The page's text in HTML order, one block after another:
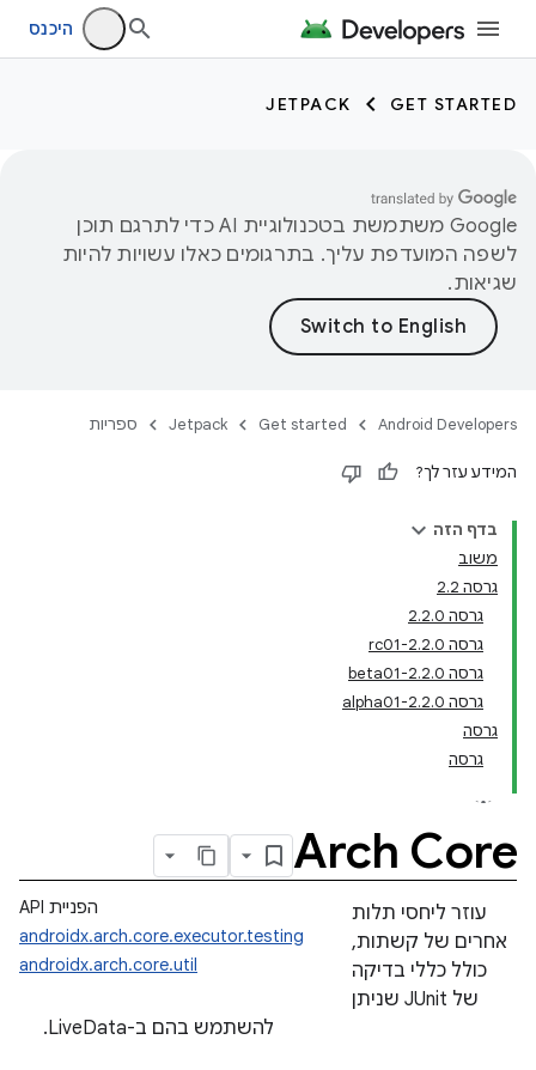
היכנס
GET STARTED
JETPACK
‫Google משתמשת בטכנולוגיית AI כדי לתרגם תוכן
לשפה המועדפת עליך. בתרגומים כאלו עשויות להיות
שגיאות.
Android Developers
Get started
Jetpack ספריות
המידע עזר לך?
בדף הזה
משוב
גרסה 2.2
גרסה 2.2.0
גרסה 2.2.0-rc01
גרסה 2.2.0-beta01
גרסה 2.2.0-alpha01
גרסה
גרסה
Arch Core
הפניית API
androidx.arch.core.executor.testing
androidx.arch.core.util
עוזר ליחסי תלות
אחרים של קשתות,
כולל כללי בדיקה
של JUnit שניתן
להשתמש בהם ב-LiveData.